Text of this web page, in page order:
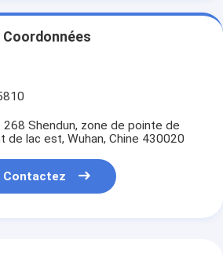
Coordonnées
Shendun, zone de pointe de
de lac est, Wuhan, Chine 430020
Contactez